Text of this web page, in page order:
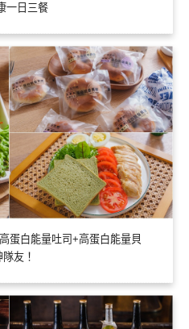
一日三餐
蛋白能量吐司+高蛋白能量貝
友！